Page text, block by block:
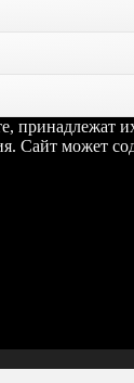
принадлежат
Сайт может